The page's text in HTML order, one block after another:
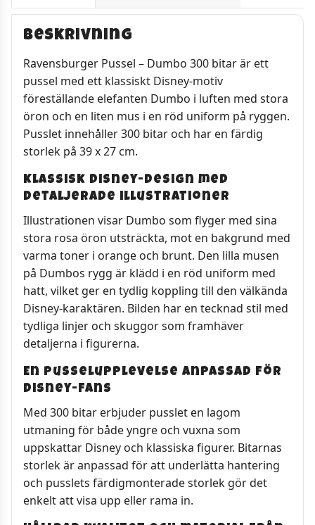
Beskrivning
Ravensburger Pussel – Dumbo 300 bitar är ett
pussel med ett klassiskt Disney-motiv
föreställande elefanten Dumbo i luften med stora
öron och en liten mus i en röd uniform på ryggen.
Pusslet innehåller 300 bitar och har en färdig
storlek på 39 x 27 cm.
Klassisk Disney-design med
detaljerade illustrationer
Illustrationen visar Dumbo som flyger med sina
stora rosa öron utsträckta, mot en bakgrund med
varma toner i orange och brunt. Den lilla musen
på Dumbos rygg är klädd i en röd uniform med
hatt, vilket ger en tydlig koppling till den välkända
Disney-karaktären. Bilden har en tecknad stil med
tydliga linjer och skuggor som framhäver
detaljerna i figurerna.
En pusselupplevelse anpassad för
Disney-fans
Med 300 bitar erbjuder pusslet en lagom
utmaning för både yngre och vuxna som
uppskattar Disney och klassiska figurer. Bitarnas
storlek är anpassad för att underlätta hantering
och pusslets färdigmonterade storlek gör det
enkelt att visa upp eller rama in.